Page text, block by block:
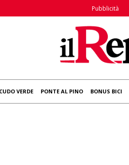
Pubblicità
VERDE PONTE AL PINO BONUS BICI